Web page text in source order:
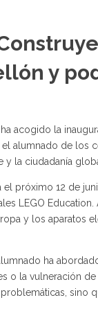
y
acogido la
alumnado de los
la ciudadanía
el próximo 12 de
LEGO
y los aparatos
ha
o la vulneración
sino